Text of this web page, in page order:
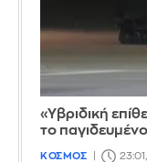
«Υβριδική
το
ΚΟΣΜΟΣ